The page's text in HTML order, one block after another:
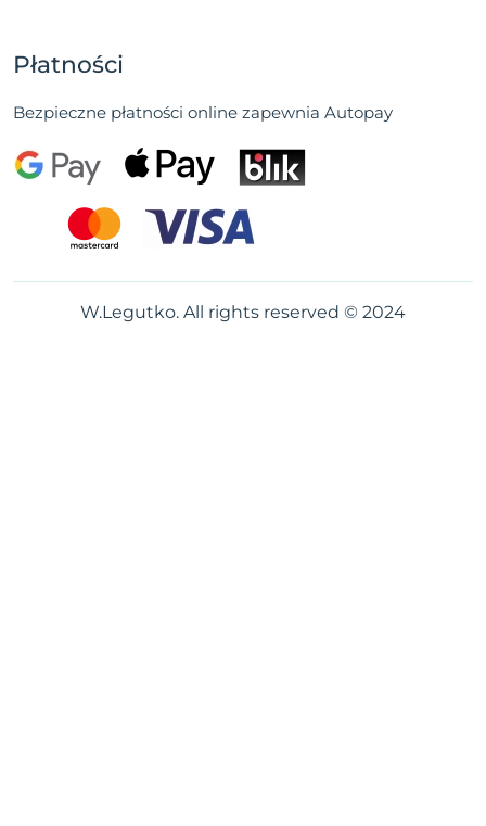
Płatności
Bezpieczne płatności online zapewnia Autopay
W.Legutko. All rights reserved © 2024